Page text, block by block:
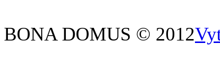
BONA DOMUS © 2012